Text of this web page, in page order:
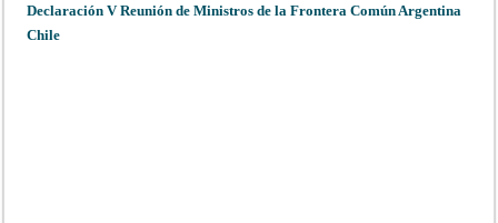
Declaración V Reunión de Ministros de la Frontera Común Argentina
Chile